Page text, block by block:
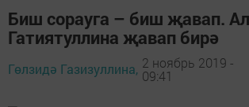
Биш сорауга – биш җавап.
Гатиятуллина җавап бирә
Гөлзидә Газизуллина, 2 ноябрь 2019 -
09:41